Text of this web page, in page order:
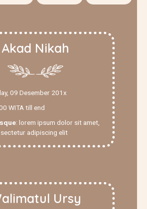
Akad Nikah
09 Desember 201x
WITA till end
: lorem ipsum dolor sit amet,
adipiscing elit
Ursy